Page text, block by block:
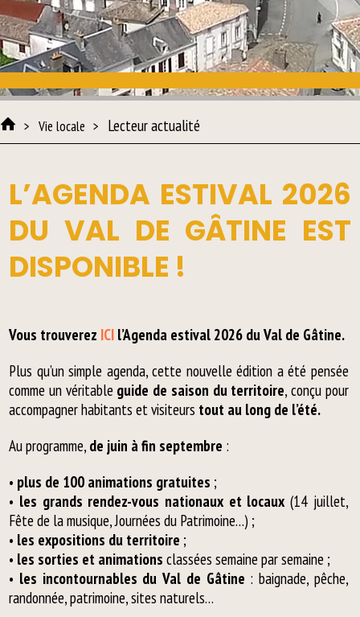
Vie locale Lecteur actualité
L’AGENDA ESTIVAL 2026
DU VAL DE GÂTINE EST
DISPONIBLE !
Vous trouverez ICI l’Agenda estival 2026 du Val de Gâtine.
Plus qu’un simple agenda, cette nouvelle édition a été pensée
comme un véritable guide de saison du territoire, conçu pour
accompagner habitants et visiteurs tout au long de l’été.
Au programme, de juin à fin septembre :
• plus de 100 animations gratuites ;
• les grands rendez-vous nationaux et locaux (14 juillet,
Fête de la musique, Journées du Patrimoine…) ;
• les expositions du territoire ;
• les sorties et animations classées semaine par semaine ;
• les incontournables du Val de Gâtine : baignade, pêche,
randonnée, patrimoine, sites naturels…